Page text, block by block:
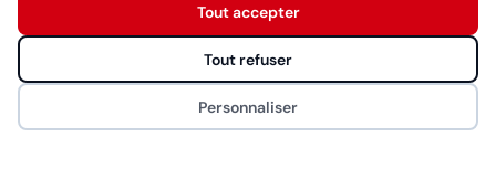
Eurostil
Personnaliser
Tout refuser
Tout accepter
Démarrer la conversation